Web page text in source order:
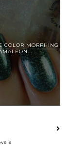
COLOR MORPHING